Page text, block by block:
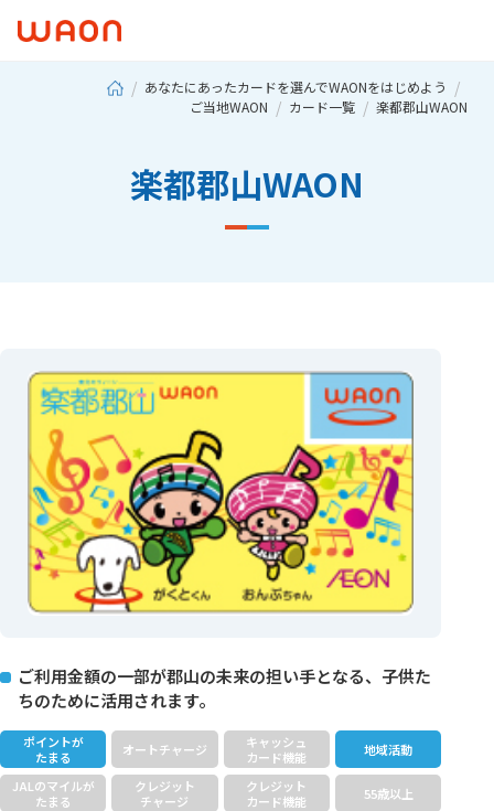
あなたにあったカードを選んでWAONをはじめよう
ご当地WAON
カード一覧 楽都郡山WAON
楽都郡山WAON
ご利用金額の一部が郡山の未来の担い手となる、子供た
ちのために活用されます。
ポイントが
たまる
オートチャージ
キャッシュ
カード機能
地域活動
JALのマイルが
たまる
クレジット
チャージ
クレジット
カード機能
55歳以上